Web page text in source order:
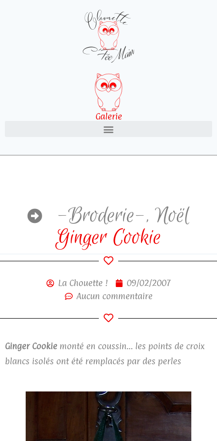
Galerie
-Broderie-, Noël
Ginger Cookie
La Chouette !
09/02/2007
Aucun commentaire
Ginger Cookie monté en coussin… les points de croix
blancs isolés ont été remplacés par des perles